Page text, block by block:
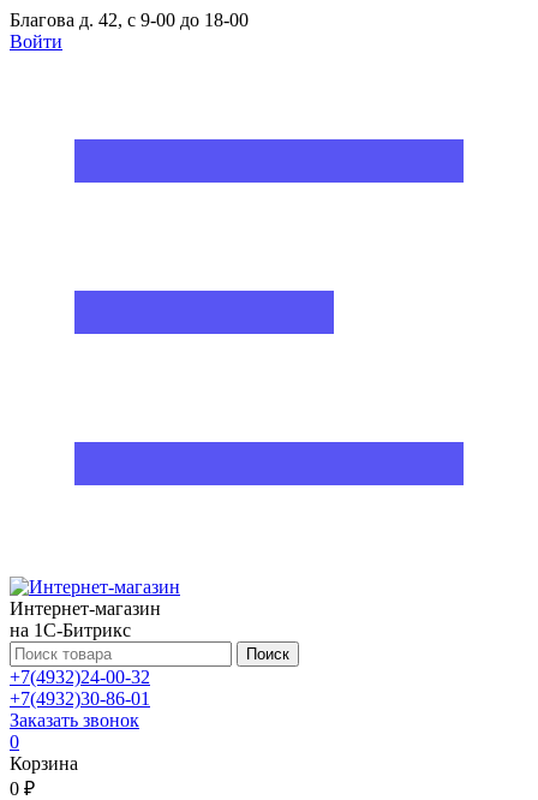
Благова д. 42, с 9-00 до 18-00
Войти
Интернет-магазин
на 1С-Битрикс
Поиск
+7(4932)24-00-32
+7(4932)30-86-01
Заказать звонок
0
Корзина
0 ₽